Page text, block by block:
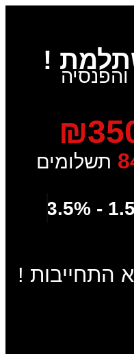
!
תשלומים
התחייבות !